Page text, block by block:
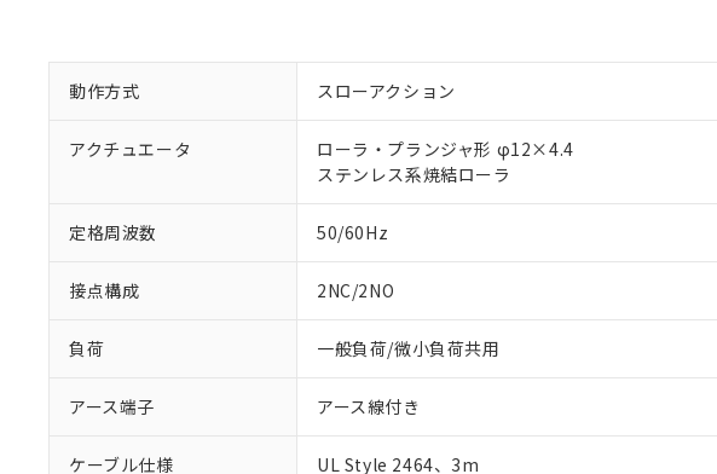
動作方式 スローアクション
アクチュエータ
ローラ・プランジャ形 φ12×4.4
ステンレス系焼結ローラ
定格周波数 50/60Hz
接点構成 2NC/2NO
負荷 一般負荷/微小負荷共用
アース端子 アース線付き
ケーブル仕様
UL Style 2464、3m